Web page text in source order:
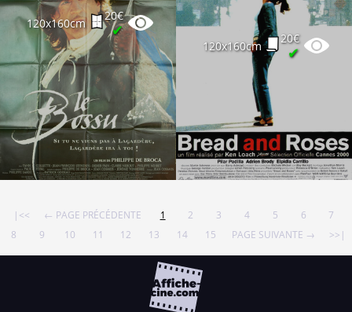
120x160cm
20€
✔
120x160cm
20€
✔
|<< ← PAGE PRÉCÉDENTE 1 2 3 4 5 6
7
8
9 10 11 12 13 14 15 PAGE SUIVANTE → >>|